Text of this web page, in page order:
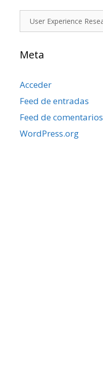
Categorías
Meta
Acceder
Feed de entradas
Feed de comentarios
WordPress.org